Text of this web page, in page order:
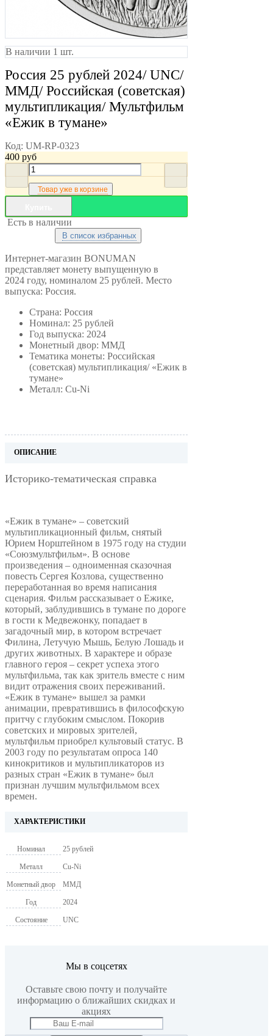
В наличии 1 шт.
Россия 25 рублей 2024/ UNC/
ММД/ Российская (советская)
мультипликация/ Мультфильм
«Ежик в тумане»
Код: UM-RP-0323
400 руб
Товар уже в корзине
Есть в наличии
В список избранных
Интернет-магазин BONUMAN
представляет монету выпущенную в
2024 году, номиналом 25 рублей. Место
выпуска: Россия.
Страна: Россия
Номинал: 25 рублей
Год выпуска: 2024
Монетный двор: ММД
Тематика монеты: Российская
(советская) мультипликация/ «Ежик в
тумане»
Металл: Cu-Ni
ОПИСАНИЕ
Историко-тематическая справка
«Ежик в тумане» – советский
мультипликационный фильм, снятый
Юрием Норштейном в 1975 году на студии
«Союзмультфильм». В основе
произведения – одноименная сказочная
повесть Сергея Козлова, существенно
переработанная во время написания
сценария. Фильм рассказывает о Ежике,
который, заблудившись в тумане по дороге
в гости к Медвежонку, попадает в
загадочный мир, в котором встречает
Филина, Летучую Мышь, Белую Лошадь и
других животных. В характере и образе
главного героя – секрет успеха этого
мультфильма, так как зритель вместе с ним
видит отражения своих переживаний.
«Ежик в тумане» вышел за рамки
анимации, превратившись в философскую
притчу с глубоким смыслом. Покорив
советских и мировых зрителей,
мультфильм приобрел культовый статус. В
2003 году по результатам опроса 140
кинокритиков и мультипликаторов из
разных стран «Ежик в тумане» был
признан лучшим мультфильмом всех
времен.
ХАРАКТЕРИСТИКИ
Номинал 25 рублей
Металл Cu-Ni
Монетный двор ММД
Год 2024
Состояние UNC
Мы в соцсетях
Оставьте свою почту и получайте
информацию о ближайших скидках и
акциях